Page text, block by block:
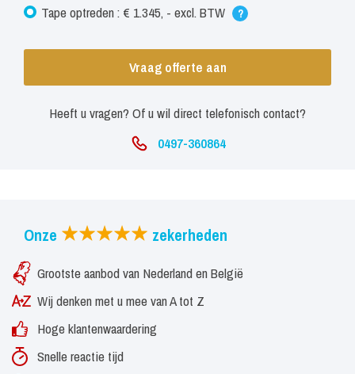
Tape optreden : € 1.345, - excl. BTW ?
Vraag offerte aan
Heeft u vragen? Of u wil direct telefonisch contact?
0497-360864
Onze zekerheden
Grootste aanbod van Nederland en België
Wij denken met u mee van A tot Z
Hoge klantenwaardering
Snelle reactie tijd